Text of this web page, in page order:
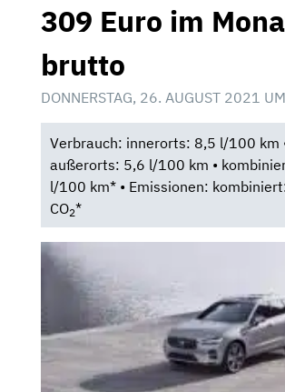
309 Euro im
brutto
DONNERSTAG, 26. AUGUST 2021
Verbrauch: innerorts: 8,5 l/100 km
außerorts: 5,6 l/100 km •
l/100 km* • Emissionen:
CO2*